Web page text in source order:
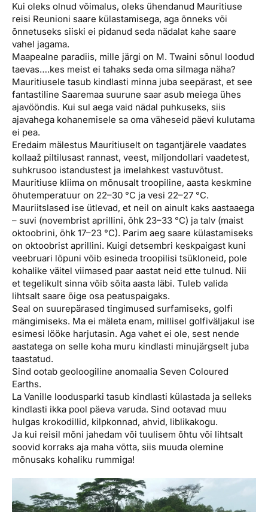
Kui oleks olnud võimalus, oleks ühendanud Mauritiuse
reisi Reunioni saare külastamisega, aga õnneks või
õnnetuseks siiski ei pidanud seda nädalat kahe saare
vahel jagama.
Maapealne paradiis, mille järgi on M. Twaini sõnul loodud
taevas….kes meist ei tahaks seda oma silmaga näha?
Mauritiusele tasub kindlasti minna juba seepärast, et see
fantastiline Saaremaa suurune saar asub meiega ühes
ajavööndis. Kui sul aega vaid nädal puhkuseks, siis
ajavahega kohanemisele sa oma väheseid päevi kulutama
ei pea.
Eredaim mälestus Mauritiuselt on tagantjärele vaadates
kollaaž piltilusast rannast, veest, miljondollari vaadetest,
suhkrusoo istandustest ja imelahkest vastuvõtust.
Mauritiuse kliima on mõnusalt troopiline, aasta keskmine
õhutemperatuur on 22–30 °C ja vesi 22–27 °C.
Mauriitslased ise ütlevad, et neil on ainult kaks aastaaega
– suvi (novembrist aprillini, õhk 23–33 °C) ja talv (maist
oktoobrini, õhk 17–23 °C). Parim aeg saare külastamiseks
on oktoobrist aprillini. Kuigi detsembri keskpaigast kuni
veebruari lõpuni võib esineda troopilisi tsükloneid, pole
kohalike väitel viimased paar aastat neid ette tulnud. Nii
et tegelikult sinna võib sõita aasta läbi. Tuleb valida
lihtsalt saare õige osa peatuspaigaks.
Seal on suurepärased tingimused surfamiseks, golfi
mängimiseks. Ma ei mäleta enam, millisel golfiväljakul ise
esimesi lööke harjutasin. Aga vahet ei ole, sest nende
aastatega on selle koha muru kindlasti minujärgselt juba
taastatud.
Sind ootab geoloogiline anomaalia Seven Coloured
Earths.
La Vanille loodusparki tasub kindlasti külastada ja selleks
kindlasti ikka pool päeva varuda. Sind ootavad muu
hulgas krokodillid, kilpkonnad, ahvid, liblikakogu.
Ja kui reisil mõni jahedam või tuulisem õhtu või lihtsalt
soovid korraks aja maha võtta, siis muuda olemine
mõnusaks kohaliku rummiga!